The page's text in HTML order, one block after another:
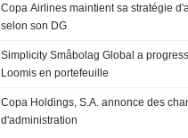
Copa Airlines maintient sa stratégie
selon son DG
Simplicity Småbolag Global a
Loomis en portefeuille
Copa Holdings, S.A. annonce des
d'administration